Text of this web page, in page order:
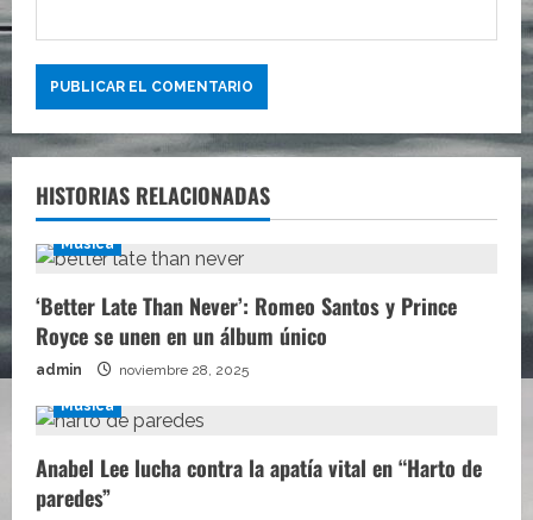
HISTORIAS RELACIONADAS
Música
‘Better Late Than Never’: Romeo Santos y Prince
Royce se unen en un álbum único
admin noviembre 28, 2025
Música
Anabel Lee lucha contra la apatía vital en “Harto de
paredes”